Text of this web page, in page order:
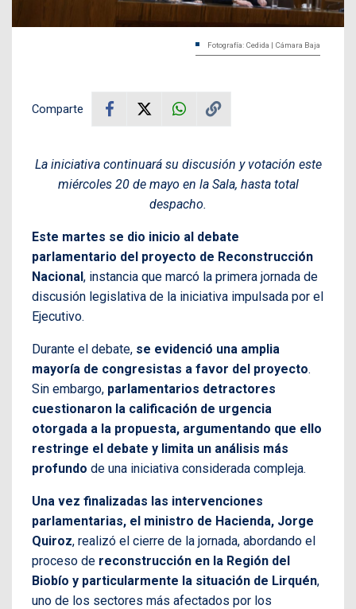
Fotografía: Cedida | Cámara Baja
Comparte
La iniciativa continuará su discusión y votación este
miércoles 20 de mayo en la Sala, hasta total
despacho.
Este martes se dio inicio al debate
parlamentario del proyecto de Reconstrucción
Nacional, instancia que marcó la primera jornada de
discusión legislativa de la iniciativa impulsada por el
Ejecutivo.
Durante el debate, se evidenció una amplia
mayoría de congresistas a favor del proyecto.
Sin embargo, parlamentarios detractores
cuestionaron la calificación de urgencia
otorgada a la propuesta, argumentando que ello
restringe el debate y limita un análisis más
profundo de una iniciativa considerada compleja.
Una vez finalizadas las intervenciones
parlamentarias, el ministro de Hacienda, Jorge
Quiroz, realizó el cierre de la jornada, abordando el
proceso de reconstrucción en la Región del
Biobío y particularmente la situación de Lirquén,
uno de los sectores más afectados por los